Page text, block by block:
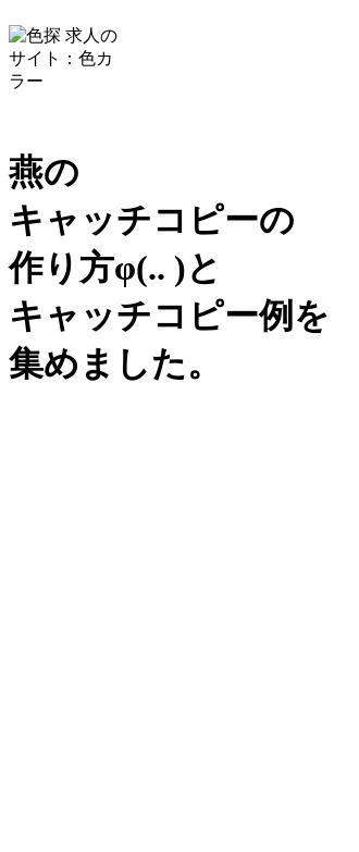
燕の
キャッチコピーの
作り方φ(.. )と
キャッチコピー例を
集めました。